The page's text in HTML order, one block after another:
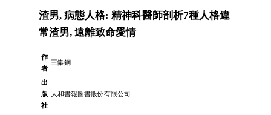
渣男, 病態人格: 精神科醫師剖析7種人格違
常渣男, 遠離致命愛情
作
者
王俸鋼
出
版
社
大和書報圖書股份有限公司